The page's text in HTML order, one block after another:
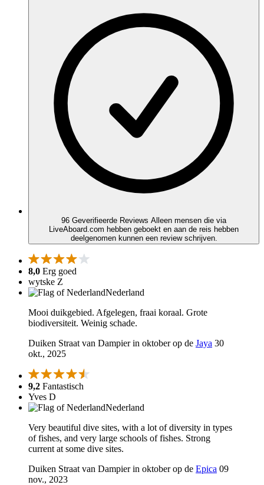
96 Geverifieerde Reviews Alleen mensen die via
LiveAboard.com hebben geboekt en aan de reis hebben
deelgenomen kunnen een review schrijven.
8,0 Erg goed
wytske Z
Nederland
Mooi duikgebied. Afgelegen, fraai koraal. Grote
biodiversiteit. Weinig schade.
Duiken Straat van Dampier in oktober op de Jaya 30
okt., 2025
9,2 Fantastisch
Yves D
Nederland
Very beautiful dive sites, with a lot of diversity in types
of fishes, and very large schools of fishes. Strong
current at some dive sites.
Duiken Straat van Dampier in oktober op de Epica 09
nov., 2023